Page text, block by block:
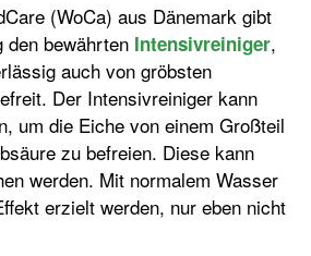
(WoCa) aus Dänemark gibt
den bewährten Intensivreiniger,
auch von gröbsten
Der Intensivreiniger kann
um die Eiche von einem Großteil
zu befreien. Diese kann
werden. Mit normalem Wasser
erzielt werden, nur eben nicht